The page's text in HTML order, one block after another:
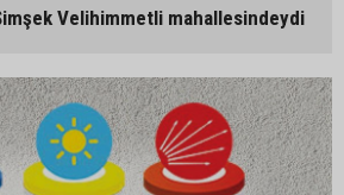
Velihimmetli mahallesindeydi